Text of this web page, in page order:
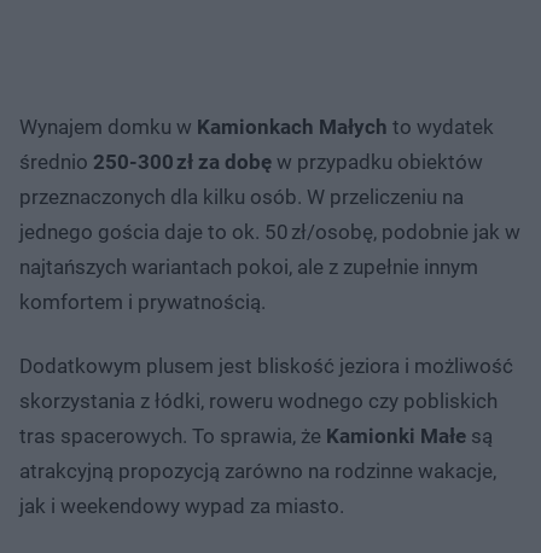
Wynajem domku w Kamionkach Małych to wydatek
średnio 250-300 zł za dobę w przypadku obiektów
przeznaczonych dla kilku osób. W przeliczeniu na
jednego gościa daje to ok. 50 zł/osobę, podobnie jak w
najtańszych wariantach pokoi, ale z zupełnie innym
komfortem i prywatnością.
Dodatkowym plusem jest bliskość jeziora i możliwość
skorzystania z łódki, roweru wodnego czy pobliskich
tras spacerowych. To sprawia, że Kamionki Małe są
atrakcyjną propozycją zarówno na rodzinne wakacje,
jak i weekendowy wypad za miasto.